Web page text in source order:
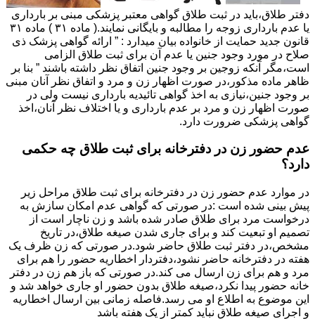
دفتر طلاق،باید در ثبت طلاق گواهی معتبر پزشکی مبنی بر بارداری
یا عدم بارداری زوجه را مطالبه و بایگانی نمایند.( ماده ۳۱ ) ماده ۳۱
قانون جدید حمایت از خانواده بیان میدارد : ” ارائه گواهی پزشک ذی
صلاح در مورد وجود جنین یا عدم آن برای ثبت طلاق الزامی
است،مگر آنکه زوجین بر وجود جنین اتفاق نظر داشته باشند ” بنا بر
ظاهر ماده مذکور،در صورت اظهار زن و مرد و اتفاق نظر آنان مبنی
بر وجود جنین،نیازی به اخذ گواهی تائیدیه بارداری نیست ولی در
صورت اظهار زن و مرد بر عدم بارداری و یا اختلاف نظر آنان،اخذ
گواهی پزشکی ضرورت دارد.
عدم حضور زن در دفترخانه برای ثبت طلاق چه حکمی
دارد؟
در موارد عدم حضور زن در دفترخانه برای ثبت طلاق مراحل زیر
پیش بینی شده است :در صورتی که گواهی عدم امکان سازش به
درخواست مرد برای طلاق صادر شده باشد و زن ناچار است از
تصمیم او تبعیت کند و برای جاری شدن صیغه طلاق،در تاریخ
مشخص،در دفتر ثبت طلاق حاضر شود.در صورتی که زن ظرف یک
هفته در دفترخانه حاضر نشود،دفتردار اخطاریه حضور را هم برای
مرد و هم برای زن ارسال می کند.در صورتی که باز هم زن در دفتر
خانه حضور پیدا نکرد،صیغه طلاق بدون حضور او جاری خواهد شد و
این موضوع به اطلاع او می رسد.فاصله زمانی بین ارسال اخطاریه
و اجرای صیغه طلاق نباید کمتر از یک هفته باشد